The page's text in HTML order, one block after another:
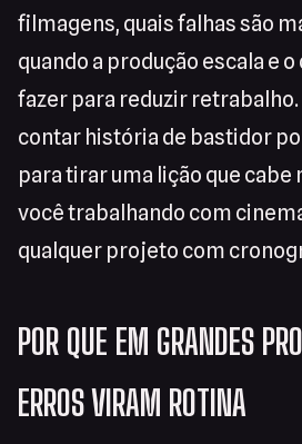
filmagens, quais falhas são
quando a produção escala e
fazer para reduzir retrabalho.
contar história de bastidor
para tirar uma lição que cabe
você trabalhando com
qualquer projeto com
POR QUE EM GRANDES
ERROS VIRAM ROTINA